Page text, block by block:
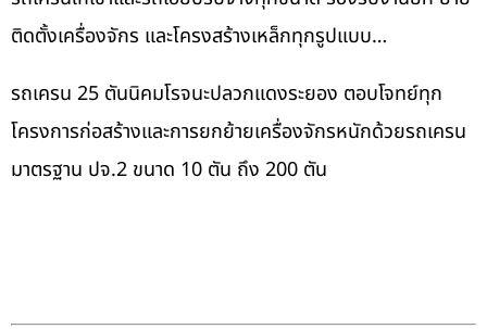
ติดตั้งเครื่องจักร และโครงสร้างเหล็กทุกรูปแบบ…
รถเครน 25 ตันนิคมโรจนะปลวกแดงระยอง ตอบโจทย์ทุก
โครงการก่อสร้างและการยกย้ายเครื่องจักรหนักด้วยรถเครน
มาตรฐาน ปจ.2 ขนาด 10 ตัน ถึง 200 ตัน